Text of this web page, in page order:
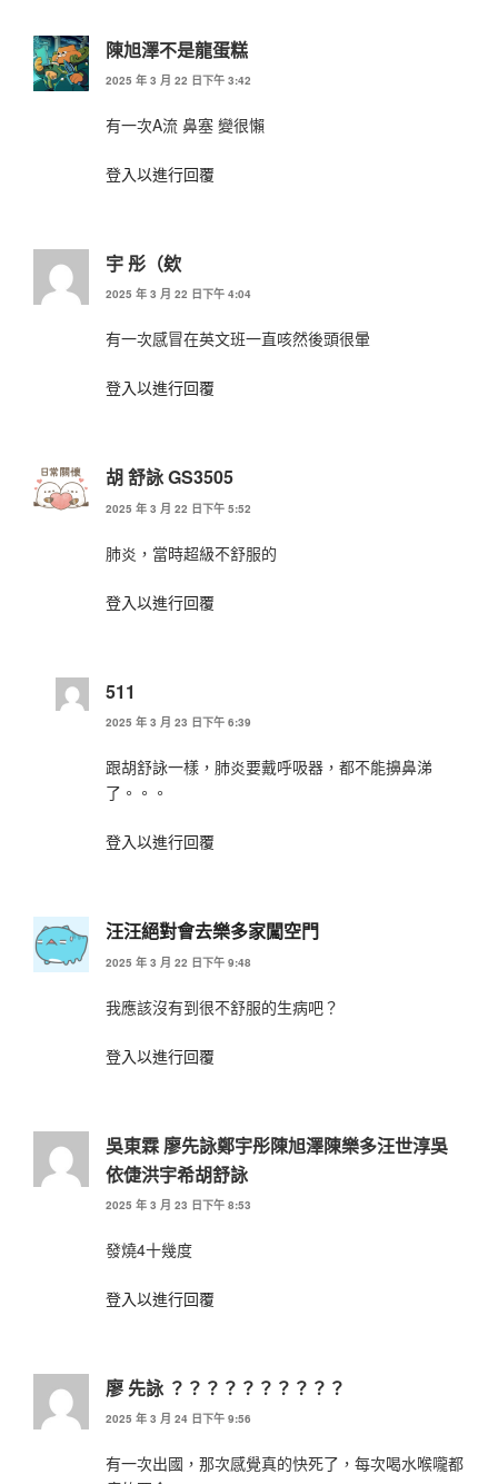
陳旭澤不是龍蛋糕
2025 年 3 月 22 日下午 3:42
有一次A流 鼻塞 變很懶
登入以進行回覆
宇 彤（欸
2025 年 3 月 22 日下午 4:04
有一次感冒在英文班一直咳然後頭很暈
登入以進行回覆
胡 舒詠 GS3505
2025 年 3 月 22 日下午 5:52
肺炎，當時超級不舒服的
登入以進行回覆
511
2025 年 3 月 23 日下午 6:39
跟胡舒詠一樣，肺炎要戴呼吸器，都不能擤鼻涕
了。。。
登入以進行回覆
汪汪絕對會去樂多家闖空門
2025 年 3 月 22 日下午 9:48
我應該沒有到很不舒服的生病吧？
登入以進行回覆
吳東霖 廖先詠鄭宇彤陳旭澤陳樂多汪世淳吳
依倢洪宇希胡舒詠
2025 年 3 月 23 日下午 8:53
發燒4十幾度
登入以進行回覆
廖 先詠 ？？？？？？？？？？
2025 年 3 月 24 日下午 9:56
有一次出國，那次感覺真的快死了，每次喝水喉嚨都